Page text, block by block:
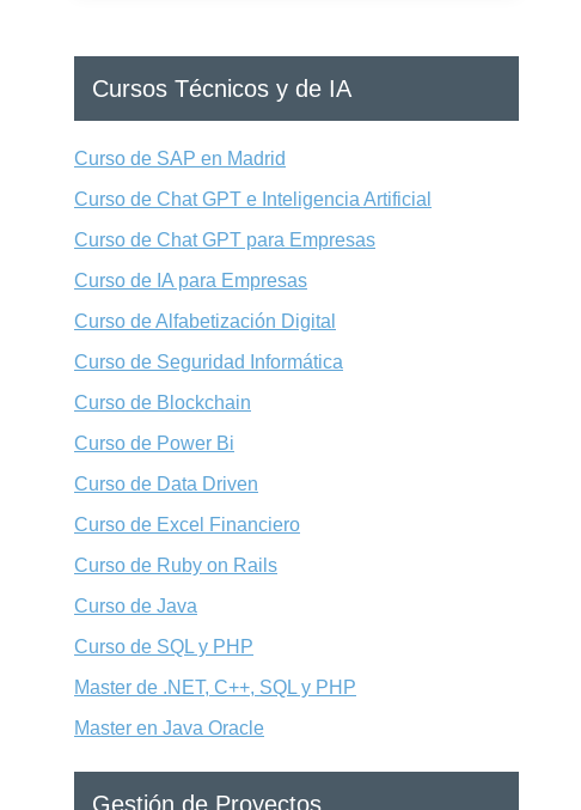
Cursos Técnicos y de IA
Curso de SAP en Madrid
Curso de Chat GPT e Inteligencia Artificial
Curso de Chat GPT para Empresas
Curso de IA para Empresas
Curso de Alfabetización Digital
Curso de Seguridad Informática
Curso de Blockchain
Curso de Power Bi
Curso de Data Driven
Curso de Excel Financiero
Curso de Ruby on Rails
Curso de Java
Curso de SQL y PHP
Master de .NET, C++, SQL y PHP
Master en Java Oracle
Gestión de Proyectos